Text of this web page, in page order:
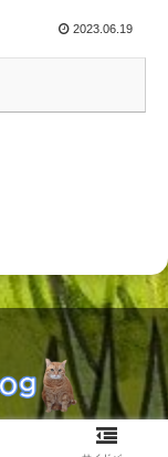
2023.06.19